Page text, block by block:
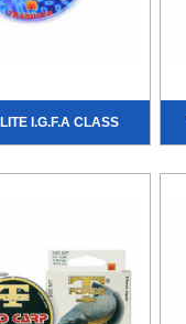
I.G.F.A CLASS